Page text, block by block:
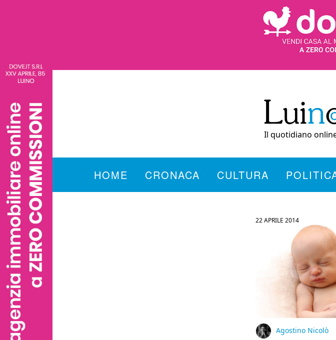
Il quotidiano
HOME CRONACA CULTURA
22 APRILE 2014
Agostino Nicolò